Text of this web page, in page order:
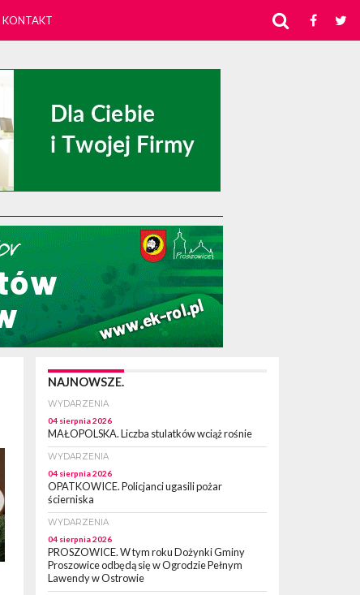
KONTAKT
NAJNOWSZE.
WYDARZENIA
04 sierpnia 2026
MAŁOPOLSKA. Liczba stulatków wciąż rośnie
WYDARZENIA
04 sierpnia 2026
OPATKOWICE. Policjanci ugasili pożar
ścierniska
WYDARZENIA
04 sierpnia 2026
PROSZOWICE. W tym roku Dożynki Gminy
Proszowice odbędą się w Ogrodzie Pełnym
Lawendy w Ostrowie